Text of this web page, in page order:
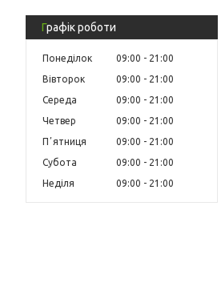
Графік роботи
Понеділок 09:00
21:00
Вівторок
09:00
21:00
Середа
09:00
21:00
Четвер
09:00
21:00
Пʼятниця
09:00
21:00
Субота
09:00
21:00
Неділя
09:00 21:00